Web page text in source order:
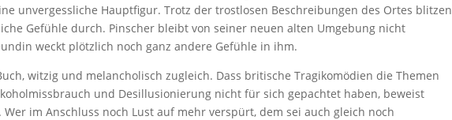
unvergessliche Hauptfigur. Trotz der trostlosen Beschreibungen des Ortes blitzen
Gefühle durch. Pinscher bleibt von seiner neuen alten Umgebung nicht
weckt plötzlich noch ganz andere Gefühle in ihm.
witzig und melancholisch zugleich. Dass britische Tragikomödien die Themen
und Desillusionierung nicht für sich gepachtet haben, beweist
im Anschluss noch Lust auf mehr verspürt, dem sei auch gleich noch